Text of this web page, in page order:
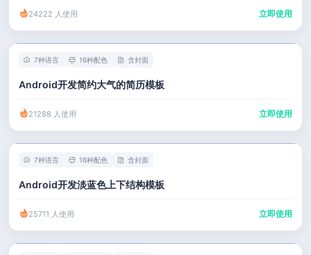
24222 人使用 立即使用
7种语言 16种配色 含封面
Android开发简约大气的简历模板
21288 人使用 立即使用
7种语言 16种配色 含封面
Android开发淡蓝色上下结构模板
25711 人使用 立即使用